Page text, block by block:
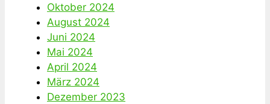
Oktober 2024
August 2024
Juni 2024
Mai 2024
April 2024
März 2024
Dezember 2023